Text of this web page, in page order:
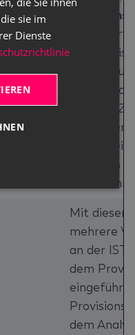
die
eine
werden.
zwei
besseren
Mit
mehrere
an der
dem
eingeführt:
dem
sie im
Dienste